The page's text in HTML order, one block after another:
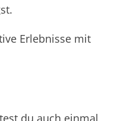
Erlebnisse mit
du auch einmal